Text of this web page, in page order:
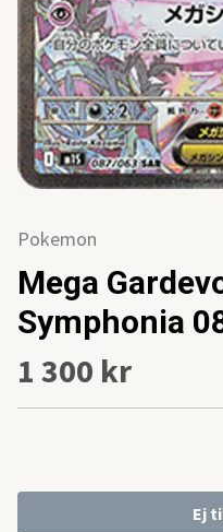
Pokemon
Mega
Symphonia
1 300 kr
Ej